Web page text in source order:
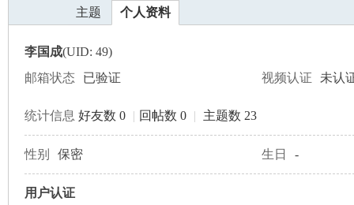
主题 个人资料
李国成(UID: 49)
邮箱状态
已验证 视频认证 未认
统计信息 好友数 0 | 回帖数 0 | 主题数 23
性别 保密 生日 -
用户认证